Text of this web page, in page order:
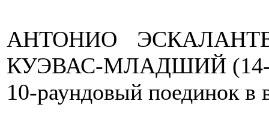
АНТОНИО
КУЭВАС-МЛАДШИЙ (14-
10-раундовый поединок в